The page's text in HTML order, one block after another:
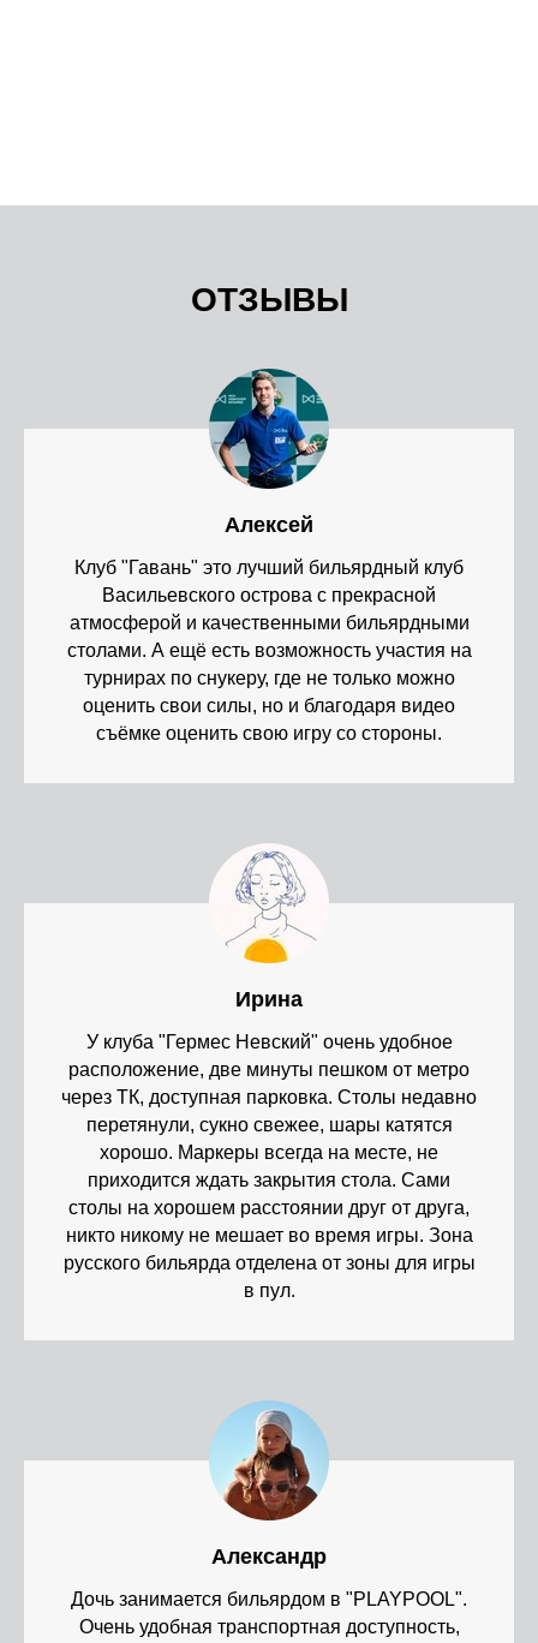
ОТЗЫВЫ
Алексей
Клуб "Гавань" это лучший бильярдный клуб
Васильевского острова с прекрасной
атмосферой и качественными бильярдными
столами. А ещё есть возможность участия на
турнирах по снукеру, где не только можно
оценить свои силы, но и благодаря видео
съёмке оценить свою игру со стороны.
Ирина
У клуба "Гермес Невский" очень удобное
расположение, две минуты пешком от метро
через ТК, доступная парковка. Столы недавно
перетянули, сукно свежее, шары катятся
хорошо. Маркеры всегда на месте, не
приходится ждать закрытия стола. Сами
столы на хорошем расстоянии друг от друга,
никто никому не мешает во время игры. Зона
русского бильярда отделена от зоны для игры
в пул.
Александр
Дочь занимается бильярдом в "PLAYPOOL".
Очень удобная транспортная доступность,